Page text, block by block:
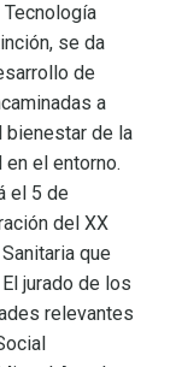
se da
de
a
bienestar de la
el entorno.
el 5 de
del XX
que
jurado de los
relevantes